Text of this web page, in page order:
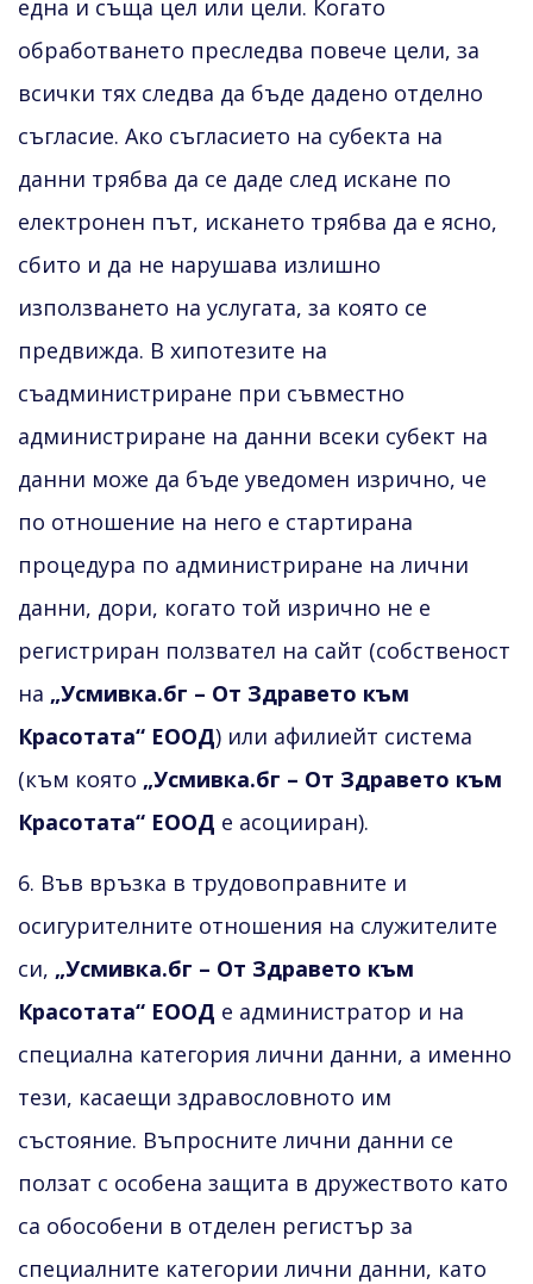
една и съща цел или цели. Когато
обработването преследва повече цели, за
всички тях следва да бъде дадено отделно
съгласие. Ако съгласието на субекта на
данни трябва да се даде след искане по
електронен път, искането трябва да е ясно,
сбито и да не нарушава излишно
използването на услугата, за която се
предвижда. В хипотезите на
съадминистриране при съвместно
администриране на данни всеки субект на
данни може да бъде уведомен изрично, че
по отношение на него е стартирана
процедура по администриране на лични
данни, дори, когато той изрично не е
регистриран ползвател на сайт (собственост
на „Усмивка.бг – От Здравето към
Красотата“ ЕООД) или афилиейт система
(към която „Усмивка.бг – От Здравето към
Красотата“ ЕООД е асоцииран).
6. Във връзка в трудовоправните и
осигурителните отношения на служителите
си, „Усмивка.бг – От Здравето към
Красотата“ ЕООД е администратор и на
специална категория лични данни, а именно
тези, касаещи здравословното им
състояние. Въпросните лични данни се
ползат с особена защита в дружеството като
са обособени в отделен регистър за
специалните категории лични данни, като